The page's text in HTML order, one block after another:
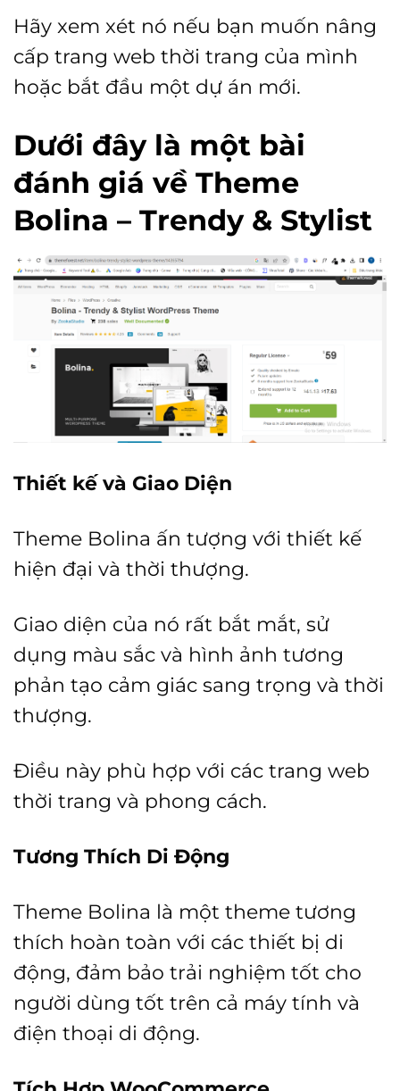
Hãy xem xét nó nếu bạn muốn nâng
cấp trang web thời trang của mình
hoặc bắt đầu một dự án mới.
Dưới đây là một bài
đánh giá về Theme
Bolina – Trendy & Stylist
Thiết kế và Giao Diện
Theme Bolina ấn tượng với thiết kế
hiện đại và thời thượng.
Giao diện của nó rất bắt mắt, sử
dụng màu sắc và hình ảnh tương
phản tạo cảm giác sang trọng và thời
thượng.
Điều này phù hợp với các trang web
thời trang và phong cách.
Tương Thích Di Động
Theme Bolina là một theme tương
thích hoàn toàn với các thiết bị di
động, đảm bảo trải nghiệm tốt cho
người dùng tốt trên cả máy tính và
điện thoại di động.